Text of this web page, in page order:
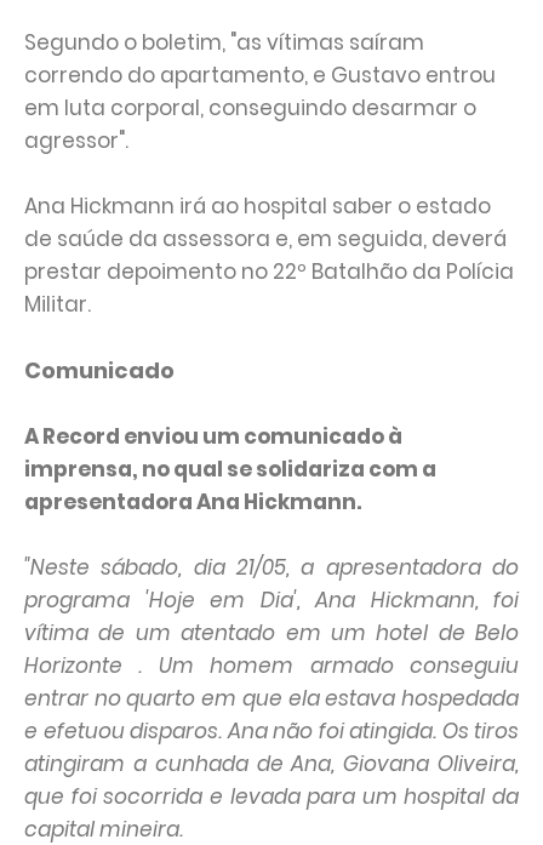
Segundo o boletim, "as vítimas saíram
correndo do apartamento, e Gustavo entrou
em luta corporal, conseguindo desarmar o
agressor".
Ana Hickmann irá ao hospital saber o estado
de saúde da assessora e, em seguida, deverá
prestar depoimento no 22º Batalhão da Polícia
Militar.
Comunicado
A Record enviou um comunicado à
imprensa, no qual se solidariza com a
apresentadora Ana Hickmann.
"Neste sábado, dia 21/05, a apresentadora do
programa 'Hoje em Dia', Ana Hickmann, foi
vítima de um atentado em um hotel de Belo
Horizonte . Um homem armado conseguiu
entrar no quarto em que ela estava hospedada
e efetuou disparos. Ana não foi atingida. Os tiros
atingiram a cunhada de Ana, Giovana Oliveira,
que foi socorrida e levada para um hospital da
capital mineira.